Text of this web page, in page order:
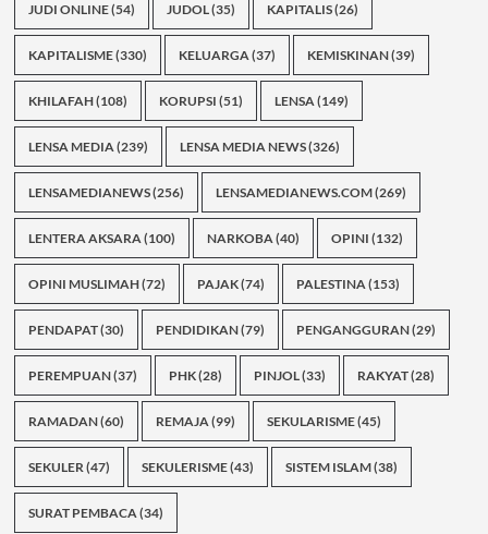
JUDI ONLINE(54) JUDOL(35) KAPITALIS(26)
KAPITALISME(330) KELUARGA(37) KEMISKINAN(39)
KHILAFAH(108) KORUPSI (51) LENSA(149)
LENSA MEDIA(239) LENSA MEDIA NEWS(326)
LENSAMEDIANEWS(256) LENSAMEDIANEWS.COM(269)
LENTERA AKSARA(100) NARKOBA(40) OPINI (132)
OPINI MUSLIMAH(72) PAJAK(74) PALESTINA(153)
PENDAPAT(30) PENDIDIKAN(79) PENGANGGURAN(29)
PEREMPUAN(37) PHK(28) PINJOL(33) RAKYAT(28)
RAMADAN(60) REMAJA(99) SEKULARISME(45)
SEKULER(47) SEKULERISME(43) SISTEM ISLAM(38)
SURAT PEMBACA(34)